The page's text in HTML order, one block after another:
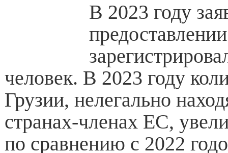
В 2023 году
человек. В 2023 году
Грузии, нелегально
странах-членах ЕС,
по сравнению с 2022